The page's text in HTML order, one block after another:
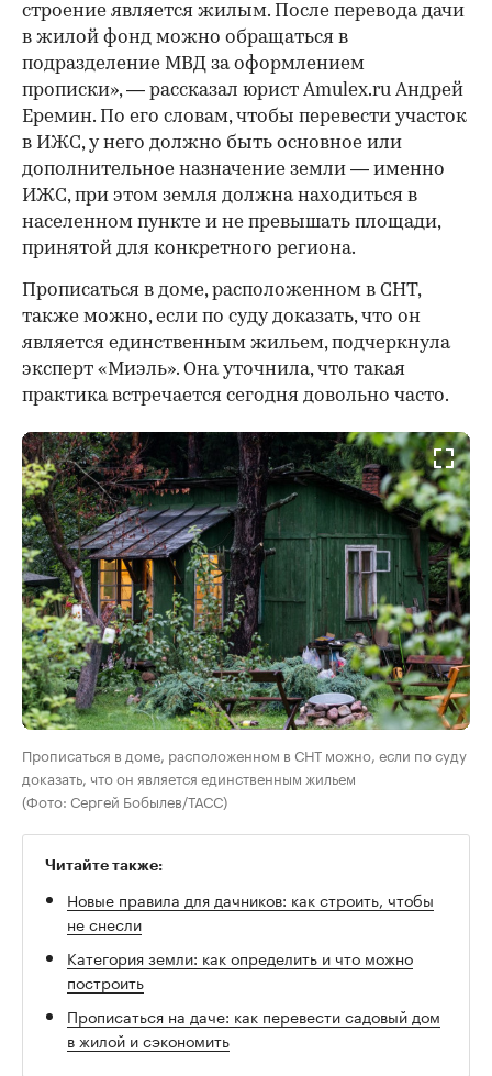
строение является жилым. После перевода дачи
в жилой фонд можно обращаться в
подразделение МВД за оформлением
прописки», — рассказал юрист Amulex.ru Андрей
Еремин. По его словам, чтобы перевести участок
в ИЖС, у него должно быть основное или
дополнительное назначение земли — именно
ИЖС, при этом земля должна находиться в
населенном пункте и не превышать площади,
принятой для конкретного региона.
Прописаться в доме, расположенном в СНТ,
также можно, если по суду доказать, что он
является единственным жильем, подчеркнула
эксперт «Миэль». Она уточнила, что такая
практика встречается сегодня довольно часто.
Прописаться в доме, расположенном в СНТ можно, если по суду
доказать, что он является единственным жильем
(Фото: Сергей Бобылев/ТАСС)
Читайте также:
Новые правила для дачников: как строить, чтобы
не снесли
Категория земли: как определить и что можно
построить
Прописаться на даче: как перевести садовый дом
в жилой и сэкономить